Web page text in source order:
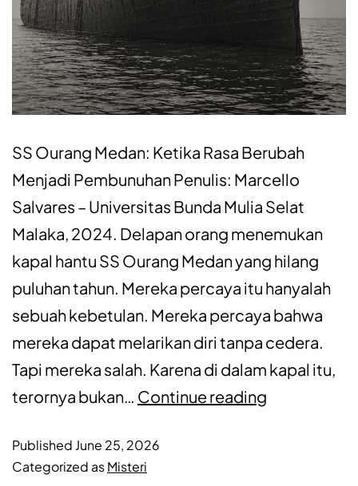
SS Ourang Medan: Ketika Rasa Berubah
Menjadi Pembunuhan Penulis: Marcello
Salvares – Universitas Bunda Mulia Selat
Malaka, 2024. Delapan orang menemukan
kapal hantu SS Ourang Medan yang hilang
puluhan tahun. Mereka percaya itu hanyalah
sebuah kebetulan. Mereka percaya bahwa
mereka dapat melarikan diri tanpa cedera.
Tapi mereka salah. Karena di dalam kapal itu,
terornya bukan… Continue reading
Published June 25, 2026
Categorized asMisteri